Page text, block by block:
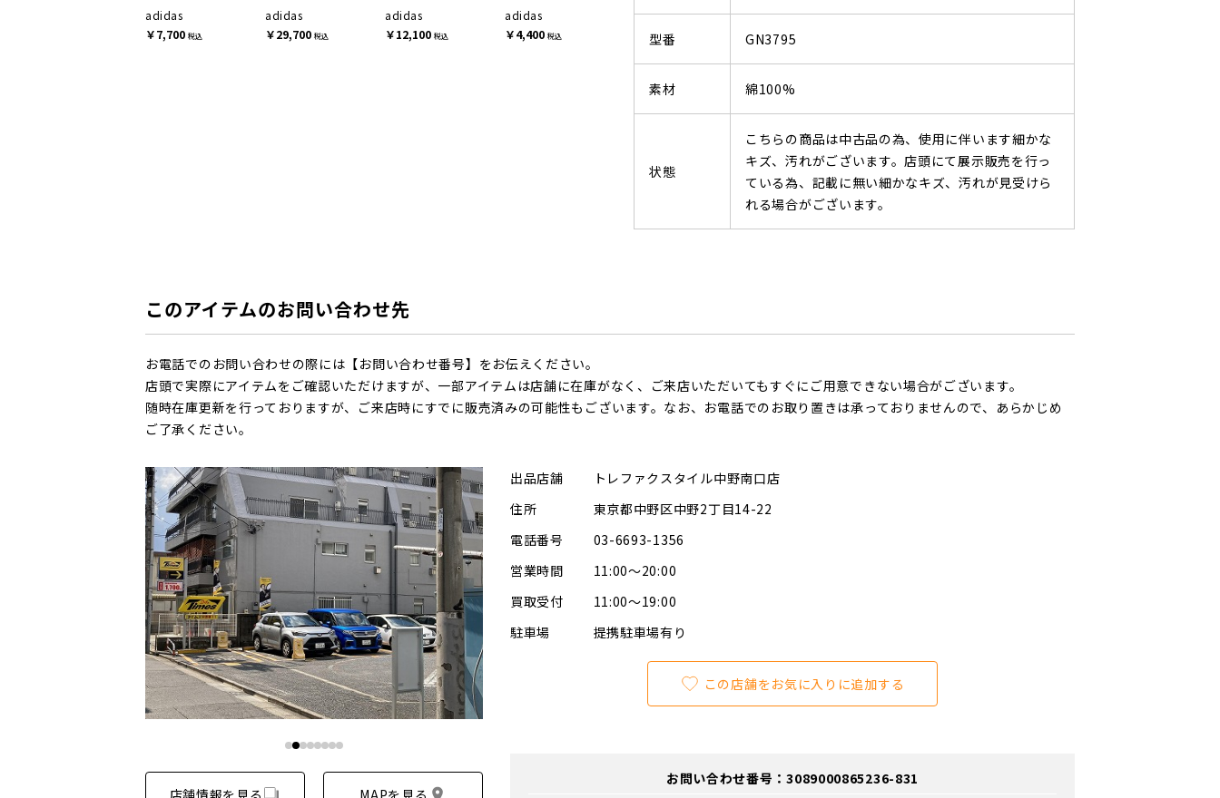
adidas
￥7,700 税込
adidas
￥29,700 税込
adidas
￥12,100 税込
adidas
￥4,400 税込 型番 GN3795
素材 綿100%
状態
こちらの商品は中古品の為、使用に伴います細かな
キズ、汚れがございます。店頭にて展示販売を行っ
ている為、記載に無い細かなキズ、汚れが見受けら
れる場合がございます。
このアイテムのお問い合わせ先
お電話でのお問い合わせの際には【お問い合わせ番号】をお伝えください。
店頭で実際にアイテムをご確認いただけますが、一部アイテムは店舗に在庫がなく、ご来店いただいてもすぐにご用意できない場合がございます。
随時在庫更新を行っておりますが、ご来店時にすでに販売済みの可能性もございます。なお、お電話でのお取り置きは承っておりませんので、あらかじめ
ご了承ください。
店舗情報を見る MAPを見る
出品店舗
トレファクスタイル中野南口店
住所
東京都中野区中野2丁目14-22
電話番号
03-6693-1356
営業時間
11:00～20:00
買取受付
11:00～19:00
駐車場
提携駐車場有り
この店舗をお気に入りに追加する
お問い合わせ番号：3089000865236-831